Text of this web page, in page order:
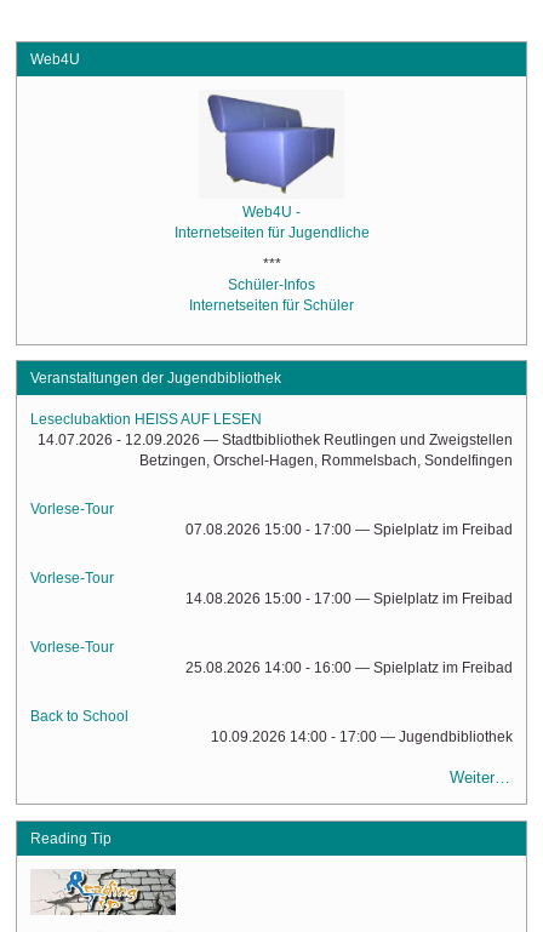
Web4U
Web4U -
Internetseiten für Jugendliche
***
Schüler-Infos
Internetseiten für Schüler
Veranstaltungen der Jugendbibliothek
Leseclubaktion HEISS AUF LESEN
14.07.2026 - 12.09.2026 — Stadtbibliothek Reutlingen und Zweigstellen
Betzingen, Orschel-Hagen, Rommelsbach, Sondelfingen
Vorlese-Tour
07.08.2026 15:00 - 17:00 — Spielplatz im Freibad
Vorlese-Tour
14.08.2026 15:00 - 17:00 — Spielplatz im Freibad
Vorlese-Tour
25.08.2026 14:00 - 16:00 — Spielplatz im Freibad
Back to School
10.09.2026 14:00 - 17:00 — Jugendbibliothek
Weiter…
Reading Tip